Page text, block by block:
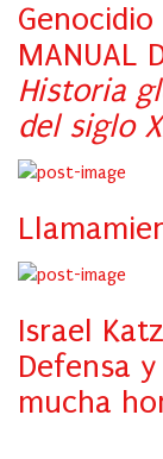
Genocidio
MANUAL
Historia
del siglo
Israel
Defensa
mucha